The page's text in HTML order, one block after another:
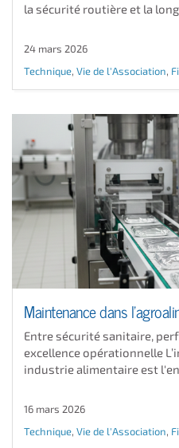
la sécurité routière et la
24 mars 2026
Technique, Vie de l'Association,
Maintenance dans
Entre sécurité sanitaire,
excellence opérationnelle
industrie alimentaire est
16 mars 2026
Technique, Vie de l'Association,